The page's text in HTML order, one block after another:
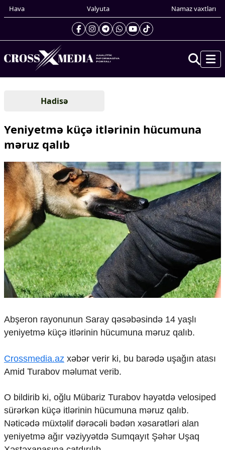
Hava Valyuta Namaz vaxtları
Gündəm
Xarici xəbərlər
Cənubi Qafqaz
Yaxın Şərq
Avropa
Amerika
Asiya
Afrika
Çarpaz baxış
Təhlil
Siyasi
Geosiyasi
İqtisadi
Sosioloji
Multimedia
İnfoqrafika
Podcast
Humanitar
Elm və təhsil
Mədəniyyət
Diaspor
Yüksəliş hekayəsi
Hadisə
Yeniyetmə küçə itlərinin hücumuna
məruz qalıb
Abşeron rayonunun Saray qəsəbəsində 14 yaşlı
yeniyetmə küçə itlərinin hücumuna məruz qalıb.
Crossmedia.az xəbər verir ki, bu barədə uşağın atası
Amid Turabov məlumat verib.
O bildirib ki, oğlu Mübariz Turabov həyətdə velosiped
sürərkən küçə itlərinin hücumuna məruz qalıb.
Nəticədə müxtəlif dərəcəli bədən xəsarətləri alan
yeniyetmə ağır vəziyyətdə Sumqayıt Şəhər Uşaq